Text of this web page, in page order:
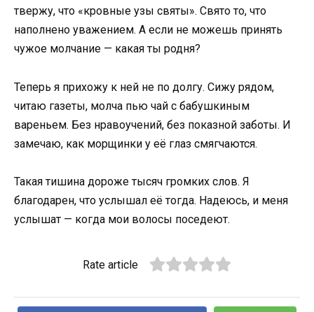
твержу, что «кровные узы святы». Свято то, что
наполнено уважением. А если не можешь принять
чужое молчание — какая ты родня?
Теперь я прихожу к ней не по долгу. Сижу рядом,
читаю газеты, молча пью чай с бабушкиным
вареньем. Без нравоучений, без показной заботы. И
замечаю, как морщинки у её глаз смягчаются.
Такая тишина дороже тысяч громких слов. Я
благодарен, что услышал её тогда. Надеюсь, и меня
услышат — когда мои волосы поседеют.
Rate article